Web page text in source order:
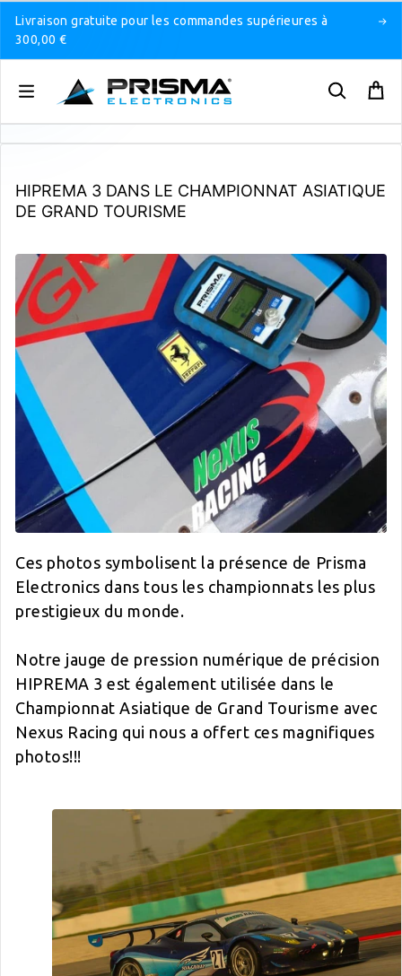
Livraison gratuite pour les commandes supérieures à
300,00 €
HIPREMA 3 DANS LE CHAMPIONNAT ASIATIQUE
DE GRAND TOURISME
Ces photos symbolisent la présence de Prisma
Electronics dans tous les championnats les plus
prestigieux du monde.
Notre jauge de pression numérique de précision
HIPREMA 3 est également utilisée dans le
Championnat Asiatique de Grand Tourisme avec
Nexus Racing qui nous a offert ces magnifiques
photos!!!